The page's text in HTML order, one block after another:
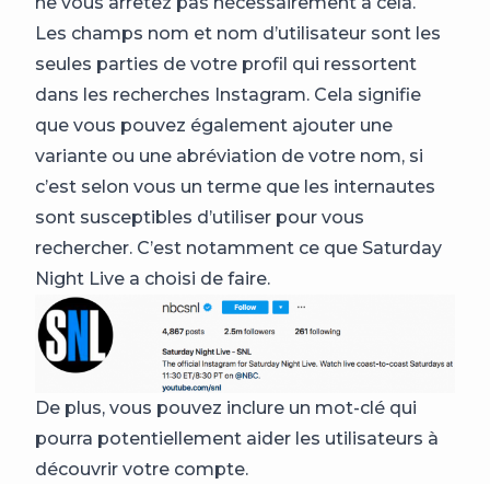
Les champs nom et nom d’utilisateur sont les
seules parties de votre profil qui ressortent
dans les recherches Instagram. Cela signifie
que vous pouvez également ajouter une
variante ou une abréviation de votre nom, si
c’est selon vous un terme que les internautes
sont susceptibles d’utiliser pour vous
rechercher. C’est notamment ce que Saturday
Night Live a choisi de faire.
De plus, vous pouvez inclure un mot-clé qui
pourra potentiellement aider les utilisateurs à
découvrir votre compte.